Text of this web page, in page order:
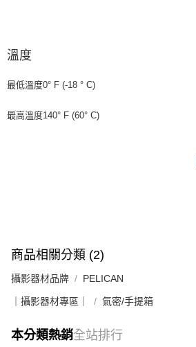
溫度
最低溫度0° F (-18 ° C)
最高溫度140° F (60° C)
商品相關分類 (2)
攝影器材品牌 PELICAN
｜攝影器材專區｜ 氣密/手提箱
本分類熱銷全站排行